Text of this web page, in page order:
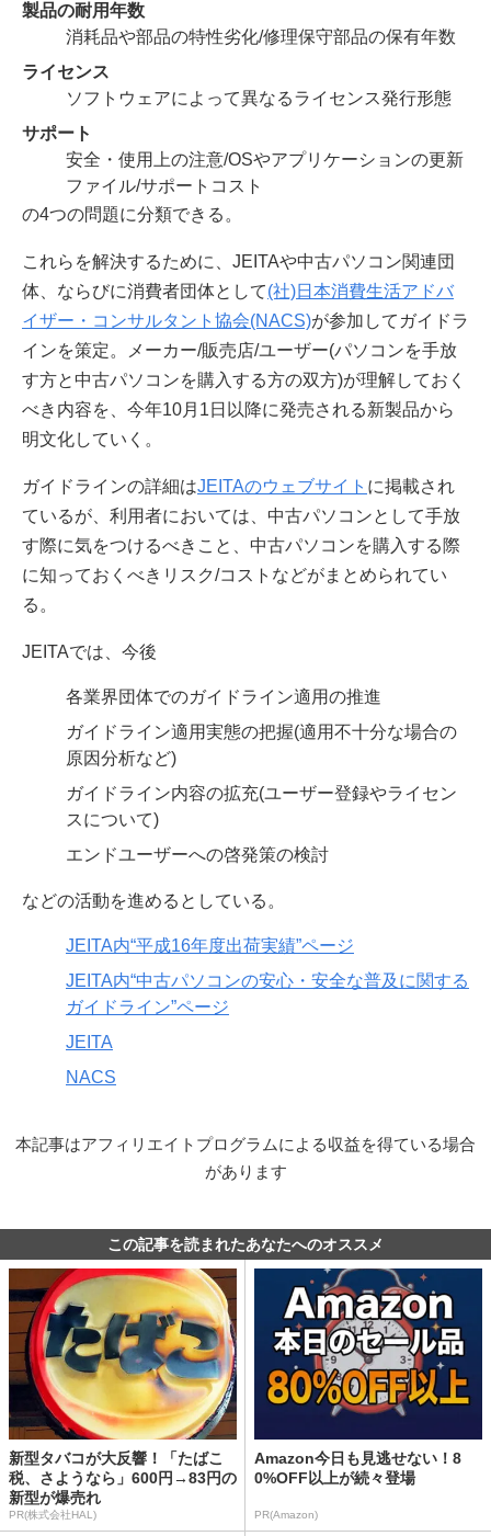
製品の耐用年数
消耗品や部品の特性劣化/修理保守部品の保有年数
ライセンス
ソフトウェアによって異なるライセンス発行形態
サポート
安全・使用上の注意/OSやアプリケーションの更新
ファイル/サポートコスト
の4つの問題に分類できる。
これらを解決するために、JEITAや中古パソコン関連団
体、ならびに消費者団体として(社)日本消費生活アドバ
イザー・コンサルタント協会(NACS)が参加してガイドラ
インを策定。メーカー/販売店/ユーザー(パソコンを手放
す方と中古パソコンを購入する方の双方)が理解しておく
べき内容を、今年10月1日以降に発売される新製品から
明文化していく。
ガイドラインの詳細はJEITAのウェブサイト に掲載され
ているが、利用者においては、中古パソコンとして手放
す際に気をつけるべきこと、中古パソコンを購入する際
に知っておくべきリスク/コストなどがまとめられてい
る。
JEITAでは、今後
各業界団体でのガイドライン適用の推進
ガイドライン適用実態の把握(適用不十分な場合の
原因分析など)
ガイドライン内容の拡充(ユーザー登録やライセン
スについて)
エンドユーザーへの啓発策の検討
などの活動を進めるとしている。
JEITA内“平成16年度出荷実績”ページ
JEITA内“中古パソコンの安心・安全な普及に関する
ガイドライン”ページ
JEITA
NACS
本記事はアフィリエイトプログラムによる収益を得ている場合
があります
この記事を読まれたあなたへのオススメ
新型タバコが大反響！「たばこ
税、さようなら」600円→83円の
新型が爆売れ
PR(株式会社HAL)
Amazon今日も見逃せない！8
0%OFF以上が続々登場
PR(Amazon)